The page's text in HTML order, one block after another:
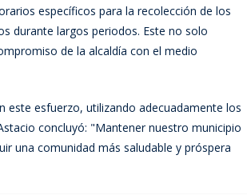
específicos para la recolección de los
durante largos periodos. Este no solo
de la alcaldía con el medio
este esfuerzo, utilizando adecuadamente los
concluyó: "Mantener nuestro municipio
una comunidad más saludable y próspera